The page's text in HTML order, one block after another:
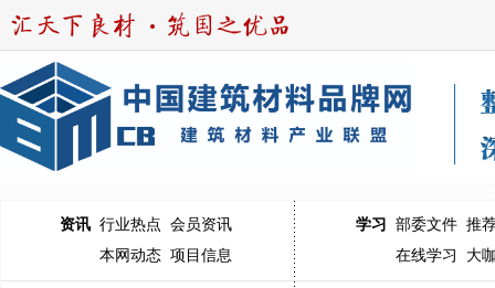
资讯 行业热点 会员资讯
本网动态 项目信息
学习 部委文件 推
在线学习
大